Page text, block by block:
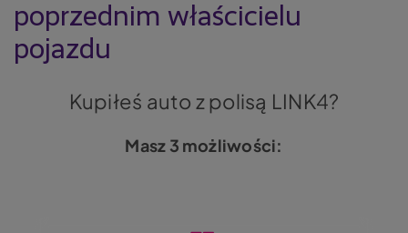
poprzednim właścicielu
pojazdu
Kupiłeś auto z polisą LINK4?
Masz 3 możliwości: